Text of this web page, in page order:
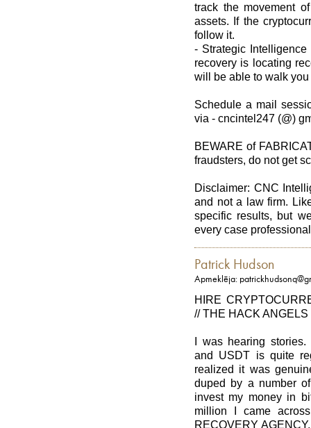
track the movement
assets. If the
follow it.
- Strategic
recovery is locating
will be able to walk
Schedule a mail
via - cncintel247 (@)
BEWARE of
fraudsters, do not get
Disclaimer: CNC
and not a law firm.
specific results, but
every case
Patrick Hudson
Apmeklēja:
HIRE
// THE HACK
I was hearing
and USDT is quite
realized it was
duped by a number
invest my money in
million I came
RECOVERY